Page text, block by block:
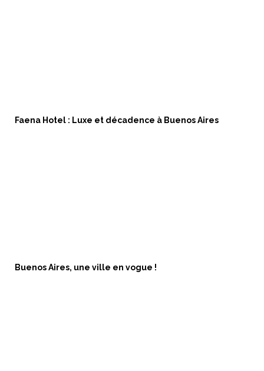
Faena Hotel : Luxe et décadence à Buenos Aires
Buenos Aires, une ville en vogue !